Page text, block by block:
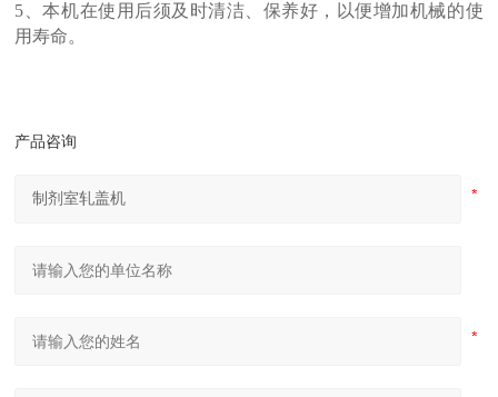
5、本机在使用后须及时清洁、保养好，以便增加机械的使
用寿命。
产品咨询